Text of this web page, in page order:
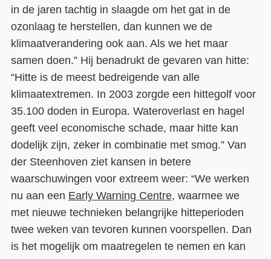
in de jaren tachtig in slaagde om het gat in de
ozonlaag te herstellen, dan kunnen we de
klimaatverandering ook aan. Als we het maar
samen doen.” Hij benadrukt de gevaren van hitte:
“Hitte is de meest bedreigende van alle
klimaatextremen. In 2003 zorgde een hittegolf voor
35.100 doden in Europa. Wateroverlast en hagel
geeft veel economische schade, maar hitte kan
dodelijk zijn, zeker in combinatie met smog.” Van
der Steenhoven ziet kansen in betere
waarschuwingen voor extreem weer: “We werken
nu aan een Early Warning Centre, waarmee we
met nieuwe technieken belangrijke hitteperioden
twee weken van tevoren kunnen voorspellen. Dan
is het mogelijk om maatregelen te nemen en kan